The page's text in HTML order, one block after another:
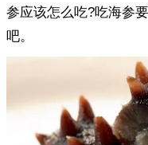
参应该怎么吃?吃海参
吧。